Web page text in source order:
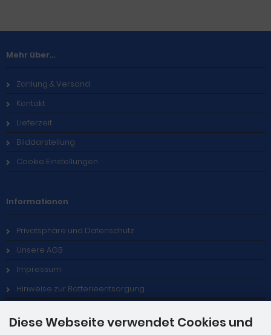
Mehr über...
Zahlung & Versand
Kontakt
Lieferzeit
Bilddarstellung
Cookie Einstellungen
Informationen
Privatsphäre und Datenschutz
Unsere AGB
Impressum
Hinweise zur Batterieentsorgung
Diese Webseite verwendet Cookies und